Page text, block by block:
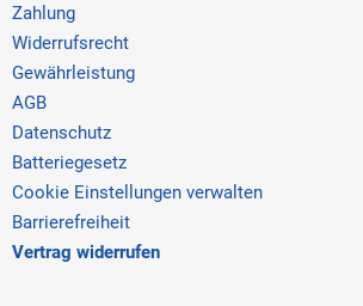
Zahlung
Widerrufsrecht
Gewährleistung
AGB
Datenschutz
Batteriegesetz
Cookie Einstellungen verwalten
Barrierefreiheit
Vertrag widerrufen